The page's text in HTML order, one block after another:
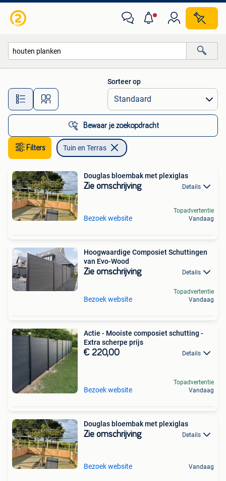
Alle afstanden…
Sorteer op
Bewaar je zoekopdracht
Filters Tuin en Terras
Douglas bloembak met plexiglas
Zie omschrijving Details
Bezoek website
Topadvertentie
Vandaag
Hoogwaardige Composiet Schuttingen
van Evo-Wood
Zie omschrijving Details
Bezoek website
Topadvertentie
Vandaag
Actie - Mooiste composiet schutting -
Extra scherpe prijs
€ 220,00 Details
Bezoek website
Topadvertentie
Vandaag
Douglas bloembak met plexiglas
Zie omschrijving Details
Bezoek website Vandaag